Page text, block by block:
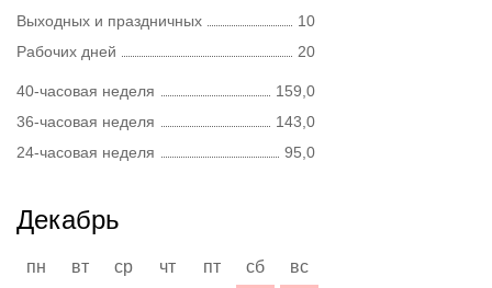
Выходных и праздничных
10
Рабочих дней
20
40-часовая неделя
159,0
36-часовая неделя
143,0
24-часовая неделя
95,0
Декабрь
пн вт ср чт пт сб
вс